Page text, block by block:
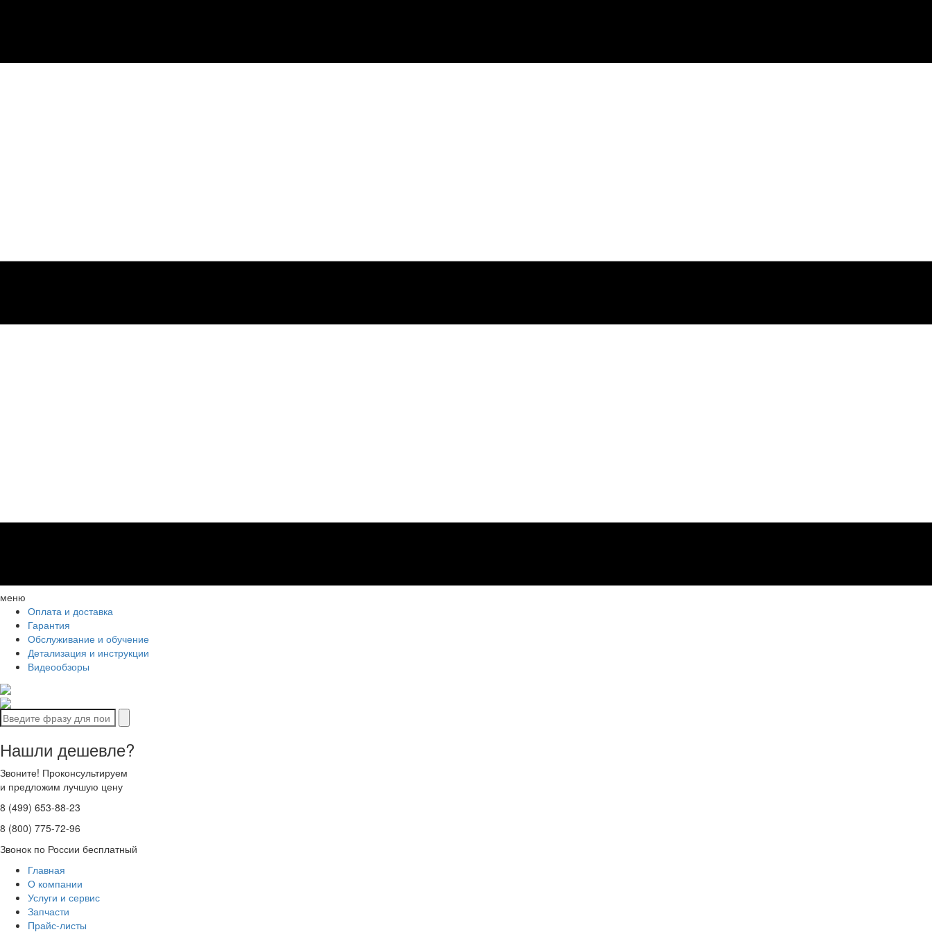
меню
Оплата и доставка
Гарантия
Обслуживание и обучение
Детализация и инструкции
Видеообзоры
Нашли дешевле?
Звоните! Проконсультируем
и предложим лучшую цену
8 (499) 653-88-23
8 (800) 775-72-96
Звонок по России бесплатный
Главная
О компании
Услуги и сервис
Запчасти
Прайс-листы